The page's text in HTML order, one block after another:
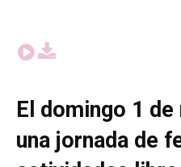
El domingo 1
una jornada de